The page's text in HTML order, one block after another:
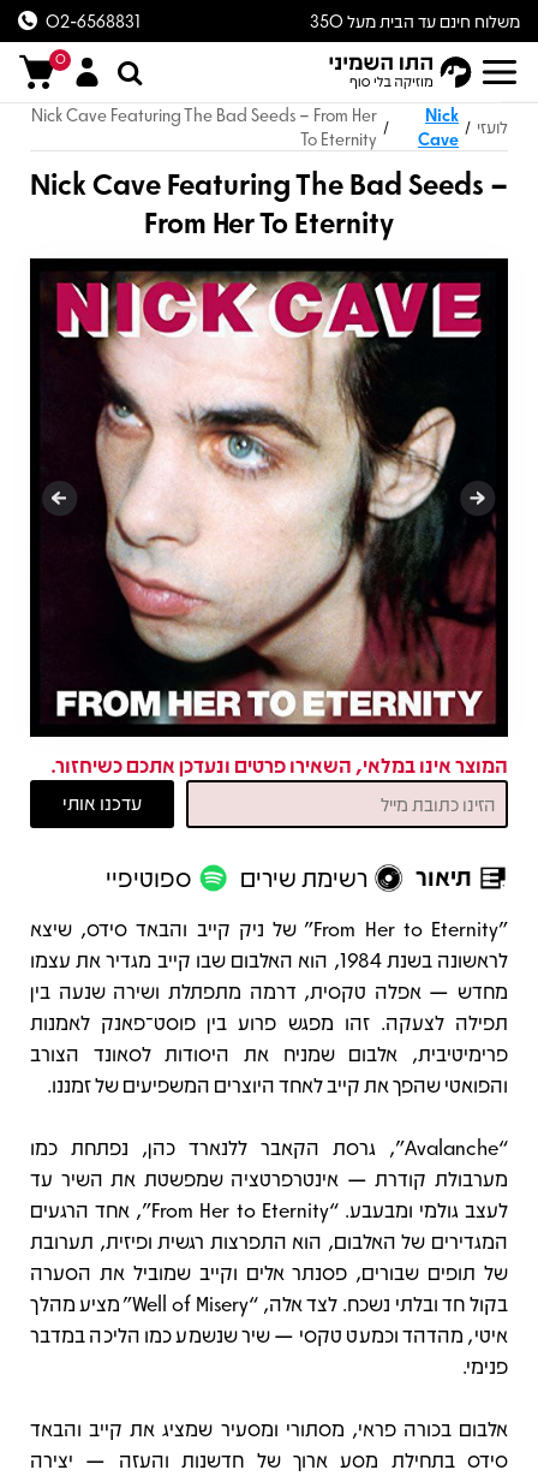
משלוח חינם עד הבית מעל 350
ש״ח
02-6568831
0
לועזי /
Nick
Cave
/
Nick Cave Featuring The Bad Seeds – From Her
To Eternity
Nick Cave Featuring The Bad Seeds –
From Her To Eternity
המוצר אינו במלאי, השאירו פרטים ונעדכן אתכם כשיחזור.
תיאור רשימת שירים ספוטיפיי
תיאור
"From Her to Eternity" של ניק קייב והבאד סידס, שיצא
לראשונה בשנת 1984, הוא האלבום שבו קייב מגדיר את עצמו
מחדש — אפלה טקסית, דרמה מתפתלת ושירה שנעה בין
תפילה לצעקה. זהו מפגש פרוע בין פוסט־פאנק לאמנות
פרימיטיבית, אלבום שמניח את היסודות לסאונד הצורב
והפואטי שהפך את קייב לאחד היוצרים המשפיעים של זמננו.
“Avalanche”, גרסת הקאבר ללנארד כהן, נפתחת כמו
מערבולת קודרת — אינטרפרטציה שמפשטת את השיר עד
לעצב גולמי ומבעבע. “From Her to Eternity”, אחד הרגעים
המגדירים של האלבום, הוא התפרצות רגשית ופיזית, תערובת
של תופים שבורים, פסנתר אלים וקייב שמוביל את הסערה
בקול חד ובלתי נשכח. לצד אלה, “Well of Misery” מציע מהלך
איטי, מהדהד וכמעט טקסי — שיר שנשמע כמו הליכה במדבר
פנימי.
אלבום בכורה פראי, מסתורי ומסעיר שמציג את קייב והבאד
סידס בתחילת מסע ארוך של חדשנות והעזה — יצירה